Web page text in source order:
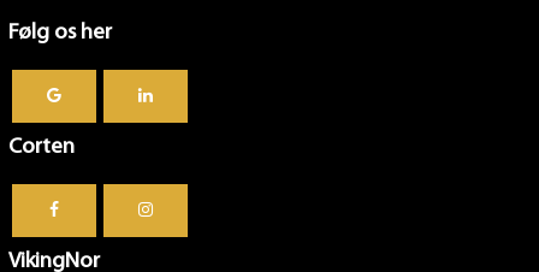
Følg os her
Corten
VikingNor